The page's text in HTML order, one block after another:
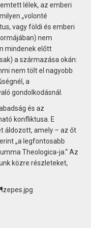
lélek, az emberi
„volonté
vagy földi és emberi
nem
mindenek előtt
a származása okán:
nem tölt el nagyobb
a
gondolkodásnál.
és az
konfliktusa. E
áldozott, amely – az őt
„a legfontosabb
Theologica-ja.” Az
közre részleteket,